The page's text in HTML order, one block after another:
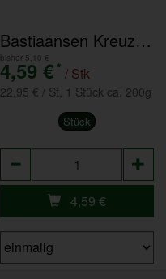
Bastiaansen Kreuzkümmel
bisher 5,10 €
4,59 € * / Stk
22,95 € / St, 1 Stück ca. 200g
Stück
4,59 €